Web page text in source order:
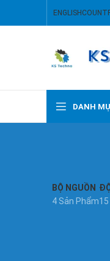
ENGLISH
DANH
BỘ NGUỒN
4 Sản Phẩm